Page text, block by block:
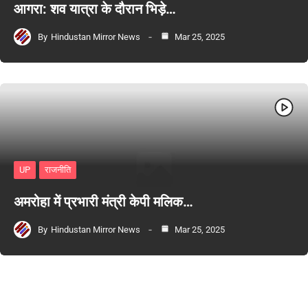
आगरा: शव यात्रा के दौरान भिड़े…
By Hindustan Mirror News Mar 25, 2025
UP राजनीति
अमरोहा में प्रभारी मंत्री केपी मलिक…
By Hindustan Mirror News Mar 25, 2025